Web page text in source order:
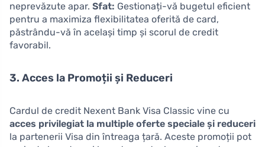
neprevăzute apar. Sfat: Gestionați-vă bugetul eficient
pentru a maximiza flexibilitatea oferită de card,
păstrându-vă în același timp și scorul de credit
favorabil.
3. Acces la Promoții și Reduceri
Cardul de credit Nexent Bank Visa Classic vine cu
acces privilegiat la multiple oferte speciale și reduceri
la partenerii Visa din întreaga țară. Aceste promoții pot